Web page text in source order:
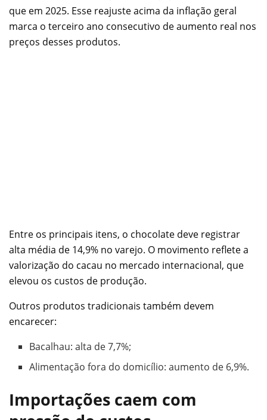
que em 2025. Esse reajuste acima da inflação geral
marca o terceiro ano consecutivo de aumento real nos
preços desses produtos.
Entre os principais itens, o chocolate deve registrar
alta média de 14,9% no varejo. O movimento reflete a
valorização do cacau no mercado internacional, que
elevou os custos de produção.
Outros produtos tradicionais também devem
encarecer:
Bacalhau: alta de 7,7%;
Alimentação fora do domicílio: aumento de 6,9%.
Importações caem com